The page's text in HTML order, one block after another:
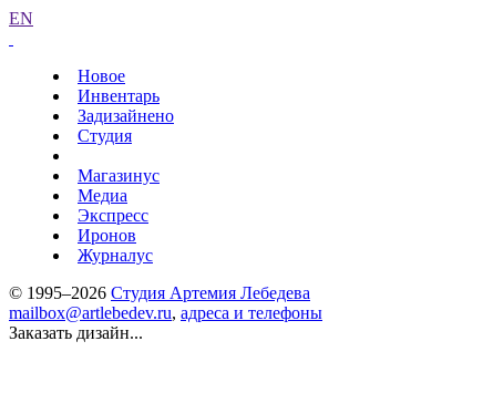
EN
Новое
Инвентарь
Задизайнено
Студия
Магазинус
Медиа
Экспресс
Иронов
Журналус
© 1995–2026 Студия Артемия Лебедева
mailbox@artlebedev.ru, адреса и телефоны
Заказать дизайн...